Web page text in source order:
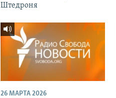
Штедроня
26 МАРТА 2026